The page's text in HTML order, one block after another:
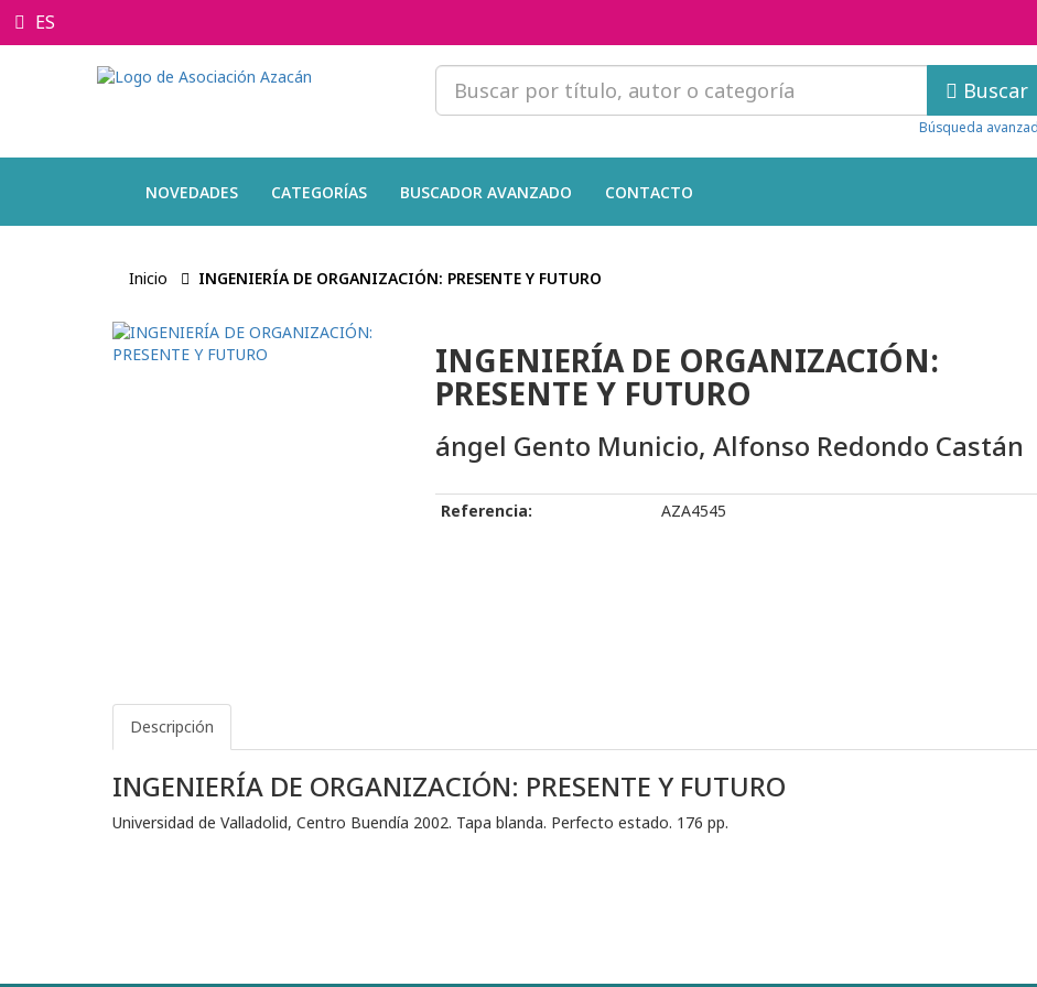
ES
Buscar
Búsqueda
NOVEDADES CATEGORÍAS BUSCADOR AVANZADO CONTACTO
Inicio INGENIERÍA DE ORGANIZACIÓN: PRESENTE Y FUTURO
INGENIERÍA DE ORGANIZACIÓN:
PRESENTE Y FUTURO
ángel Gento Municio, Alfonso Redondo Castán
Referencia: AZA4545
Descripción
INGENIERÍA DE ORGANIZACIÓN: PRESENTE Y FUTURO
Universidad de Valladolid, Centro Buendía 2002. Tapa blanda. Perfecto estado. 176 pp.